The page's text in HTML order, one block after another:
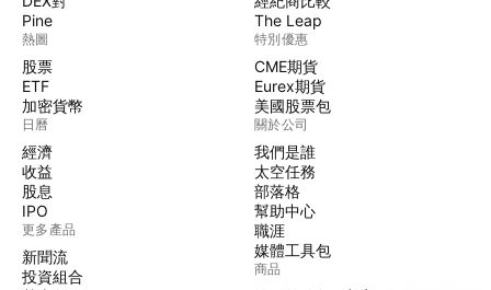
Pine
熱圖
股票
ETF
加密貨幣
日曆
經濟
收益
股息
IPO
更多產品
新聞流
投資組合
The Leap
特別優惠
CME期貨
Eurex期貨
美國股票包
關於公司
我們是誰
太空任務
部落格
幫助中心
職涯
媒體工具包
商品